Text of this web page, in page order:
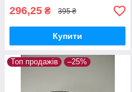
296,25 ₴ 395 ₴
Купити
Топ продажів –25%